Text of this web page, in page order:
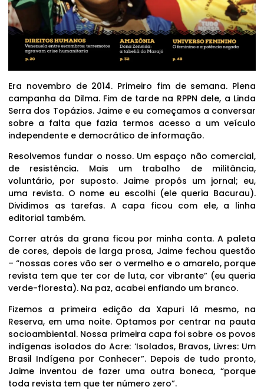
Era novembro de 2014. Primeiro fim de semana. Plena
campanha da Dilma. Fim de tarde na RPPN dele, a Linda
Serra dos Topázios. Jaime e eu começamos a conversar
sobre a falta que fazia termos acesso a um veículo
independente e democrático de informação.
Resolvemos fundar o nosso. Um espaço não comercial,
de resistência. Mais um trabalho de militância,
voluntário, por suposto. Jaime propôs um jornal; eu,
uma revista. O nome eu escolhi (ele queria Bacurau).
Dividimos as tarefas. A capa ficou com ele, a linha
editorial também.
Correr atrás da grana ficou por minha conta. A paleta
de cores, depois de larga prosa, Jaime fechou questão
– “nossas cores vão ser o vermelho e o amarelo, porque
revista tem que ter cor de luta, cor vibrante” (eu queria
verde-floresta). Na paz, acabei enfiando um branco.
Fizemos a primeira edição da Xapuri lá mesmo, na
Reserva, em uma noite. Optamos por centrar na pauta
socioambiental. Nossa primeira capa foi sobre os povos
indígenas isolados do Acre: ‘Isolados, Bravos, Livres: Um
Brasil Indígena por Conhecer”. Depois de tudo pronto,
Jaime inventou de fazer uma outra boneca, “porque
toda revista tem que ter número zero”.